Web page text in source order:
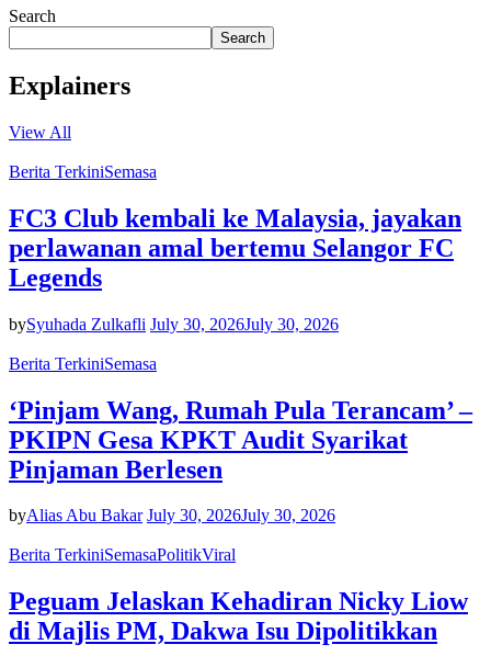
Search
Search
Explainers
View All
Berita TerkiniSemasa
FC3 Club kembali ke Malaysia, jayakan
perlawanan amal bertemu Selangor FC
Legends
bySyuhada Zulkafli July 30, 2026July 30, 2026
Berita TerkiniSemasa
‘Pinjam Wang, Rumah Pula Terancam’ –
PKIPN Gesa KPKT Audit Syarikat
Pinjaman Berlesen
byAlias Abu Bakar July 30, 2026July 30, 2026
Berita TerkiniSemasaPolitikViral
Peguam Jelaskan Kehadiran Nicky Liow
di Majlis PM, Dakwa Isu Dipolitikkan